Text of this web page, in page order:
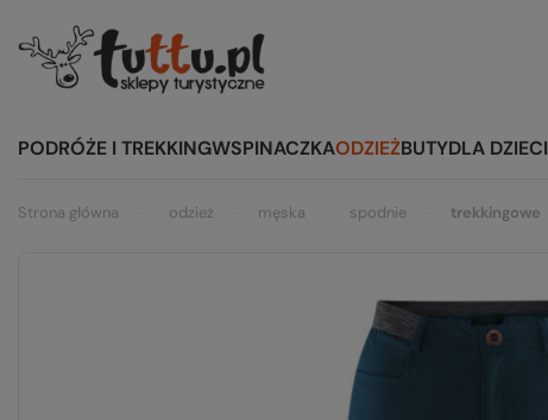
PODRÓŻE I TREKKINGWSPINACZKAODZIEŻBUTYDLA DZIECI
Strona główna odzież męska spodnie trekkingowe